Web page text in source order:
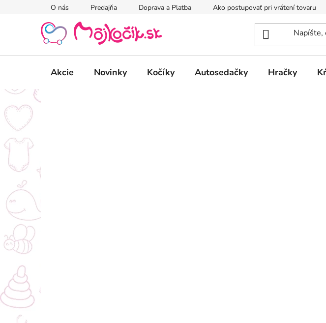
O nás Predajňa Doprava a Platba Ako postupovať pri vrátení tovaru
Akcie Novinky Kočíky Autosedačky Hračky